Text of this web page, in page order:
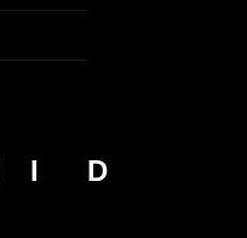
IMPRESSUM